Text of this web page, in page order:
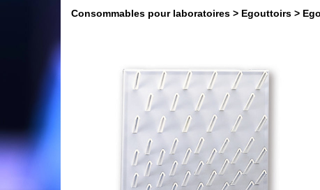
Consommables pour laboratoires Egouttoirs